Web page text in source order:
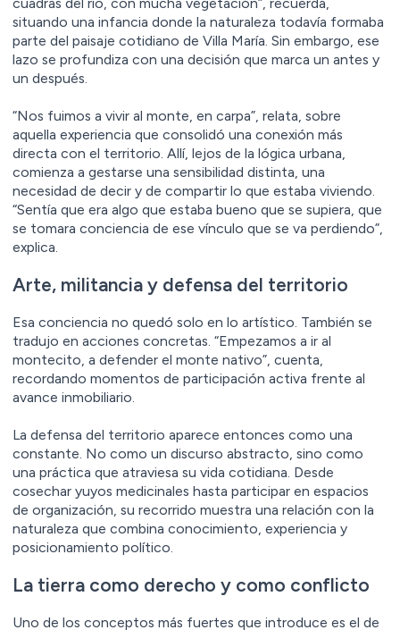
situando una infancia donde la naturaleza todavía formaba
parte del paisaje cotidiano de Villa María. Sin embargo, ese
lazo se profundiza con una decisión que marca un antes y
un después.
“Nos fuimos a vivir al monte, en carpa”, relata, sobre
aquella experiencia que consolidó una conexión más
directa con el territorio. Allí, lejos de la lógica urbana,
comienza a gestarse una sensibilidad distinta, una
necesidad de decir y de compartir lo que estaba viviendo.
“Sentía que era algo que estaba bueno que se supiera, que
se tomara conciencia de ese vínculo que se va perdiendo”,
explica.
Arte, militancia y defensa del territorio
Esa conciencia no quedó solo en lo artístico. También se
tradujo en acciones concretas. “Empezamos a ir al
montecito, a defender el monte nativo”, cuenta,
recordando momentos de participación activa frente al
avance inmobiliario.
La defensa del territorio aparece entonces como una
constante. No como un discurso abstracto, sino como
una práctica que atraviesa su vida cotidiana. Desde
cosechar yuyos medicinales hasta participar en espacios
de organización, su recorrido muestra una relación con la
naturaleza que combina conocimiento, experiencia y
posicionamiento político.
La tierra como derecho y como conflicto
Uno de los conceptos más fuertes que introduce es el de